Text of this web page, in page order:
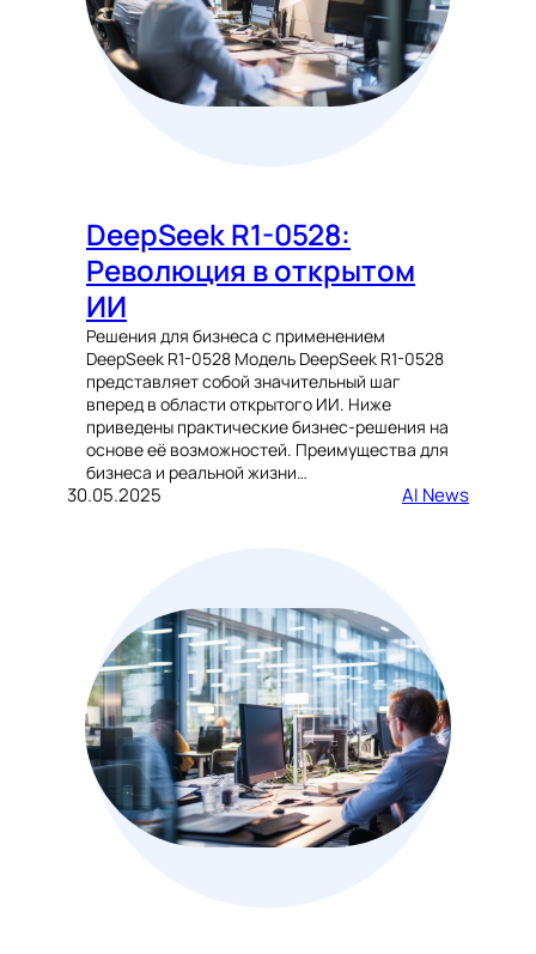
DeepSeek R1-0528:
Революция в открытом
ИИ
Решения для бизнеса с применением
DeepSeek R1-0528 Модель DeepSeek R1-0528
представляет собой значительный шаг
вперед в области открытого ИИ. Ниже
приведены практические бизнес-решения на
основе её возможностей. Преимущества для
бизнеса и реальной жизни…
30.05.2025 AI News